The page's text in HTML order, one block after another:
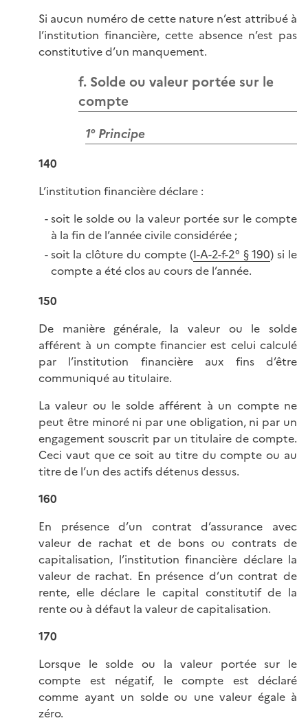
Si aucun numéro de cette nature n’est attribué à
l’institution financière, cette absence n’est pas
constitutive d’un manquement.
f. Solde ou valeur portée sur le
compte
1° Principe
140
L’institution financière déclare :
soit le solde ou la valeur portée sur le compte
à la fin de l’année civile considérée ;
soit la clôture du compte (I-A-2-f-2° § 190) si le
compte a été clos au cours de l’année.
150
De manière générale, la valeur ou le solde
afférent à un compte financier est celui calculé
par l’institution financière aux fins d’être
communiqué au titulaire.
La valeur ou le solde afférent à un compte ne
peut être minoré ni par une obligation, ni par un
engagement souscrit par un titulaire de compte.
Ceci vaut que ce soit au titre du compte ou au
titre de l’un des actifs détenus dessus.
160
En présence d’un contrat d’assurance avec
valeur de rachat et de bons ou contrats de
capitalisation, l’institution financière déclare la
valeur de rachat. En présence d’un contrat de
rente, elle déclare le capital constitutif de la
rente ou à défaut la valeur de capitalisation.
170
Lorsque le solde ou la valeur portée sur le
compte est négatif, le compte est déclaré
comme ayant un solde ou une valeur égale à
zéro.